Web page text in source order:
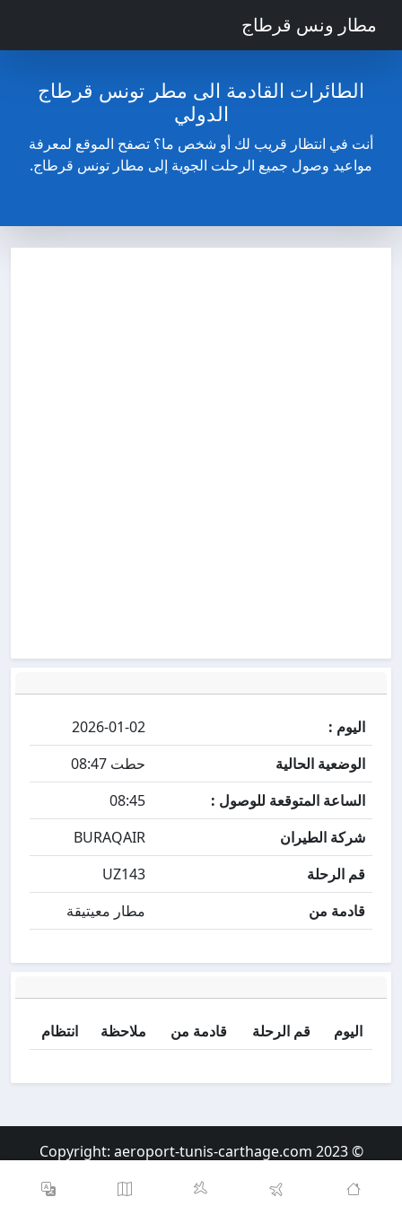
مطار ونس قرطاج
الطائرات القادمة الى مطر تونس قرطاج
الدولي
أنت في انتظار قريب لك أو شخص ما؟ تصفح الموقع لمعرفة
مواعيد وصول جميع الرحلت الجوية إلى مطار تونس قرطاج.
اليوم :
2026-01-02
الوضعية الحالية
حطت 08:47
الساعة المتوقعة للوصول :
08:45
شركة الطيران
BURAQAIR
قم الرحلة
UZ143
قادمة من
مطار معيتيقة
اليوم قم الرحلة قادمة من ملاحظة انتظام
© 2023 Copyright:
aeroport-tunis-carthage.com